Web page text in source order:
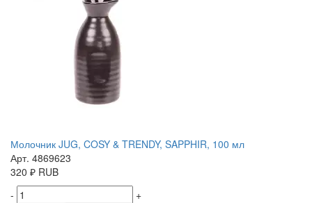
Молочник JUG, COSY & TRENDY, SAPPHIR, 100 мл
Арт. 4869623
320 ₽ RUB
-
+